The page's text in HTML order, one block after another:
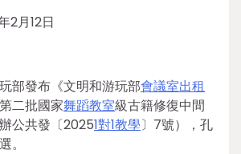
月12日
部發布《文明和游玩部會議室出租
二批國家舞蹈教室級古籍修復中間
公共發〔20251對1教學〕7號），孔
。